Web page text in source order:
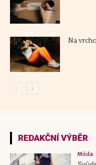
REDAKČNÍ VÝBĚR
Móda